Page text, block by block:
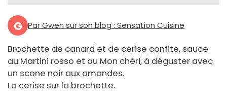
G Par Gwen sur son blog : Sensation Cuisine
Brochette de canard et de cerise confite, sauce
au Martini rosso et au Mon chéri, à déguster avec
un scone noir aux amandes.
La cerise sur la brochette.